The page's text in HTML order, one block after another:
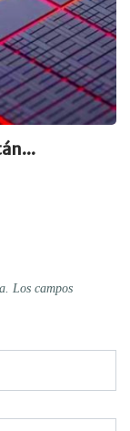
Los campos